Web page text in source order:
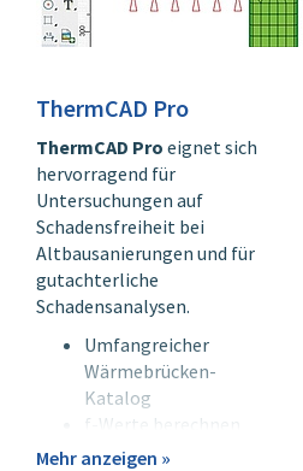
ThermCAD Pro
ThermCAD Pro eignet sich
hervorragend für
Untersuchungen auf
Schadensfreiheit bei
Altbausanierungen und für
gutachterliche
Schadensanalysen.
Umfangreicher
Wärmebrücken-
Katalog
f-Werte berechnen
DXF DWG Zeichnungen
Mehr anzeigen »